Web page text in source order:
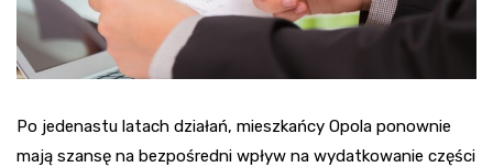
Po jedenastu latach działań, mieszkańcy Opola ponownie
mają szansę na bezpośredni wpływ na wydatkowanie części